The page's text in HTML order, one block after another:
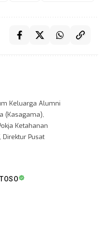
Keluarga Alumni
(Kasagama),
Ketahanan
Direktur Pusat